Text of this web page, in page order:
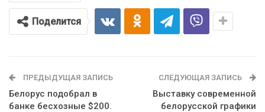
Поделится
ПРЕДЫДУЩАЯ ЗАПИСЬ
Белорус подобрал в
банке бесхозные $200.
СЛЕДУЮЩАЯ ЗАПИСЬ
Выставку современной
белорусской графики